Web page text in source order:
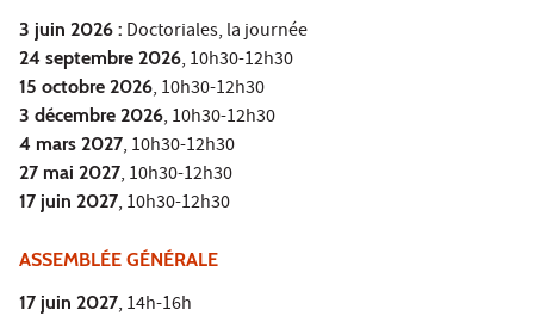
3 juin 2026 : Doctoriales, la journée
24 septembre 2026, 10h30-12h30
15 octobre 2026, 10h30-12h30
3 décembre 2026, 10h30-12h30
4 mars 2027, 10h30-12h30
27 mai 2027, 10h30-12h30
17 juin 2027, 10h30-12h30
ASSEMBLÉE GÉNÉRALE
17 juin 2027, 14h-16h